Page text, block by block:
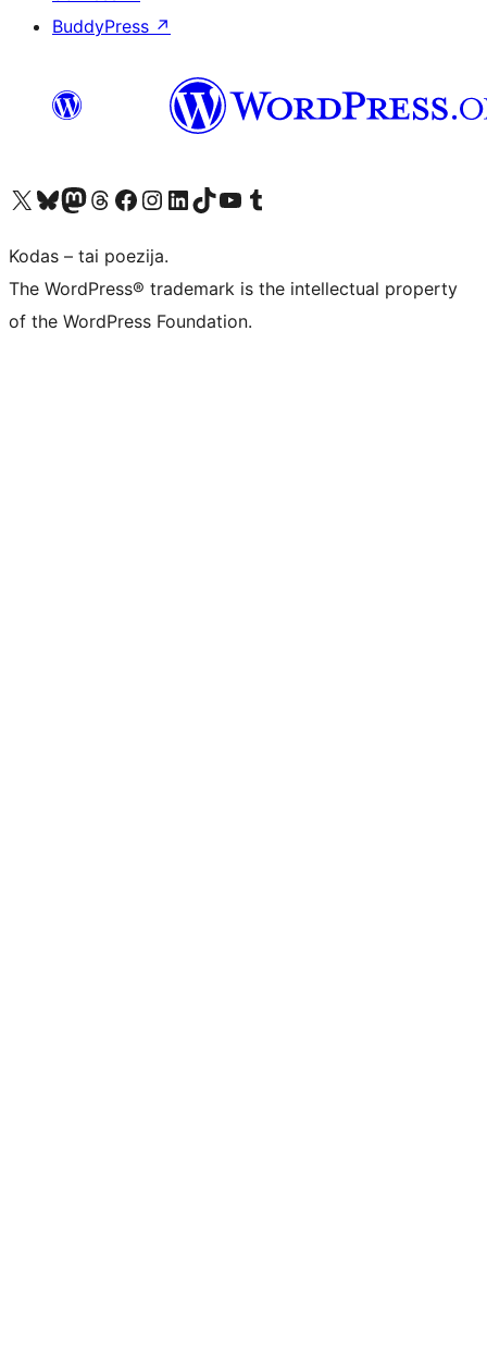
BuddyPress ↗
Visit our X (formerly Twitter) account
Apsilankykite mūsų Bluesky paskyroje
Visit our Mastodon account
Apsilankykite mūsų Threads paskyroje
Visit our Facebook page
Visit our Instagram account
Visit our LinkedIn account
Apsilankykite mūsų TikTok paskyroje
Visit our YouTube channel
Apsilankykite mūsų Tumblr paskyroje
Kodas – tai poezija.
The WordPress® trademark is the intellectual property
of the WordPress Foundation.